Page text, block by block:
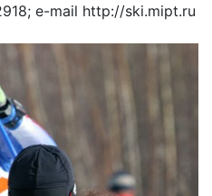
e-mail http://ski.mipt.ru